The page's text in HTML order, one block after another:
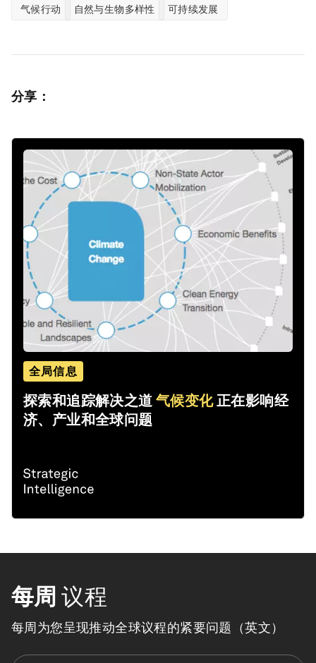
气候行动 自然与生物多样性 可持续发展
分享：
全局信息
探索和追踪解决之道气候变化正在影响经
济、产业和全球问题
每周 议程
每周为您呈现推动全球议程的紧要问题（英文）